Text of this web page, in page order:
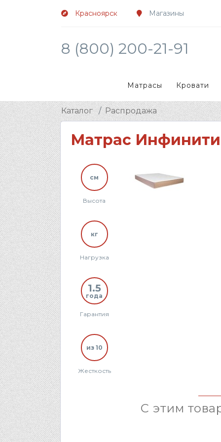
Красноярск Магазины
8 (800) 200-21-91
Матрасы Кровати
Каталог Распродажа
Матрас
см
Высота
кг
Нагрузка
1.5
года
Гарантия
из 10
Жесткость
С этим